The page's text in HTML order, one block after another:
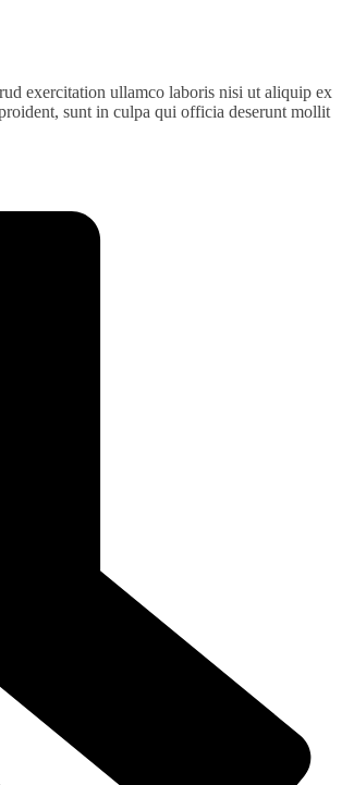
exercitation ullamco laboris nisi ut aliquip ex
sunt in culpa qui officia deserunt mollit